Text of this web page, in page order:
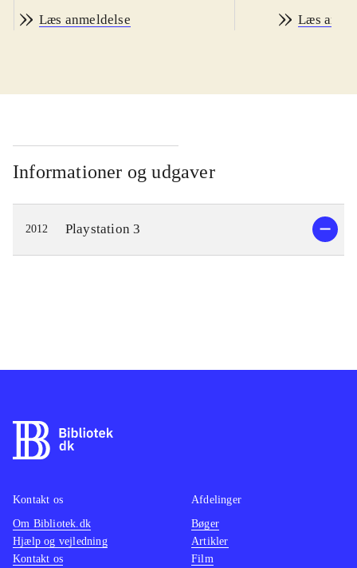
Læs anmeldelse Læs
Informationer og udgaver
2012 Playstation 3
Kontakt os
Om Bibliotek.dk
Hjælp og vejledning
Kontakt os
Afdelinger
Bøger
Artikler
Film